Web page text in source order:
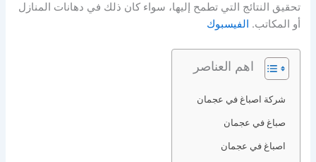
تحقيق النتائج التي تطمح إليها، سواء كان ذلك في دهانات المنازل
أو المكاتب. الفيسبوك
اهم العناصر
شركة اصباغ في عجمان
صباغ في عجمان
اصباغ في عجمان